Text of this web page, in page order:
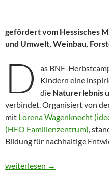
gefördert vom Hessisches
und Umwelt, Weinbau,
D as BNE-
Kindern eine
die Naturerlebnis
verbindet. Organisiert von
mit Lorena Wagenknecht
(HEO Familienzentrum) ,
Bildung für nachhaltige
Ein Rückblick auf das BNE-
weiterlesen →